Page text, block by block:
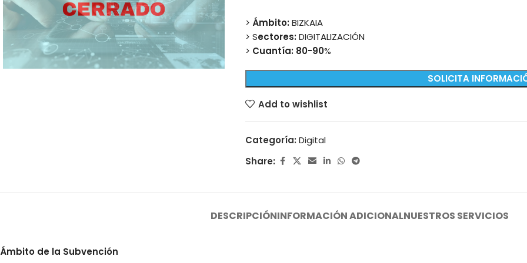
> Ámbito:BIZKAIA
> Sectores:DIGITALIZACIÓN
> Cuantía: 80-90%
SOLICITA
Add to wishlist
Categoría: Digital
Share:
DESCRIPCIÓNINFORMACIÓN ADICIONALNUESTROS SERVICIOS
Ámbito de la Subvención